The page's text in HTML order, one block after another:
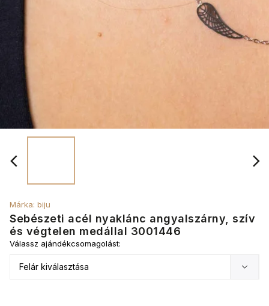
Sebészeti acél nyaklánc angyalszárny, szív
és végtelen medállal 3001446
Márka: biju
Válassz ajándékcsomagolást: